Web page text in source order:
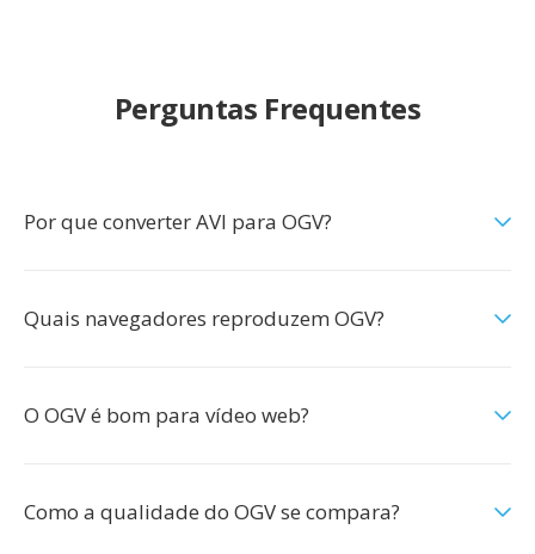
Perguntas Frequentes
Por que converter AVI para OGV?
Quais navegadores reproduzem OGV?
O OGV é bom para vídeo web?
Como a qualidade do OGV se compara?